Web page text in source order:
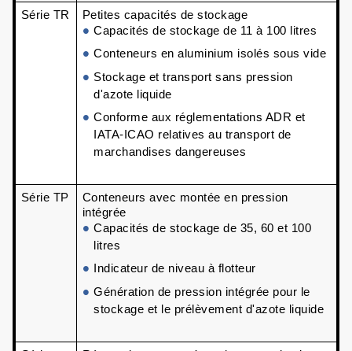
Série TR
Petites capacités de stockage
Capacités de stockage de 11 à 100 litres
Conteneurs en aluminium isolés sous vide
Stockage et transport sans pression
d'azote liquide
Conforme aux réglementations ADR
IATA-ICAO relatives au transport de
marchandises dangereuses
Série TP
Conteneurs avec montée en pression
intégrée
Capacités de stockage de 35, 60 et 100
litres
Indicateur de niveau à flotteur
Génération de pression intégrée pour le
stockage et le prélèvement d'azote liquide